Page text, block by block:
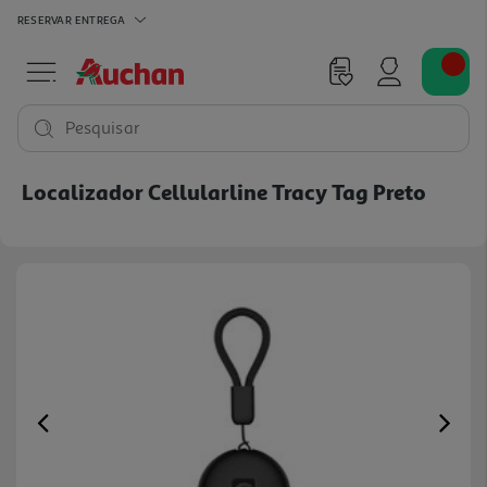
RESERVAR ENTREGA
Pesquisar
Localizador Cellularline Tracy Tag Preto
Previous